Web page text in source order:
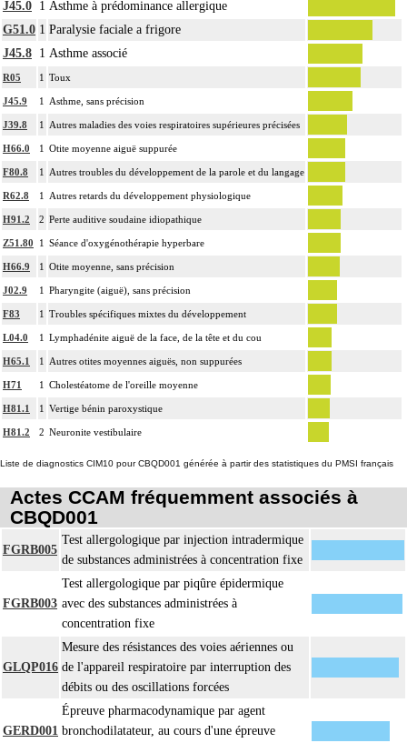
J45.0 1 Asthme à prédominance allergique
G51.0 1 Paralysie faciale a frigore
J45.8 1 Asthme associé
R05 1 Toux
J45.9 1 Asthme, sans précision
J39.8 1 Autres maladies des voies respiratoires supérieures précisées
H66.0 1 Otite moyenne aiguë suppurée
F80.8 1 Autres troubles du développement de la parole et du langage
R62.8 1 Autres retards du développement physiologique
H91.2 2 Perte auditive soudaine idiopathique
Z51.80 1 Séance d'oxygénothérapie hyperbare
H66.9 1 Otite moyenne, sans précision
J02.9 1 Pharyngite (aiguë), sans précision
F83 1 Troubles spécifiques mixtes du développement
L04.0 1 Lymphadénite aiguë de la face, de la tête et du cou
H65.1 1 Autres otites moyennes aiguës, non suppurées
H71 1 Cholestéatome de l'oreille moyenne
H81.1 1 Vertige bénin paroxystique
H81.2 2 Neuronite vestibulaire
Liste de diagnostics CIM10 pour CBQD001 générée à partir des statistiques du PMSI français
Actes CCAM fréquemment associés à
CBQD001
FGRB005
Test allergologique par injection intradermique
de substances administrées à concentration fixe
FGRB003
Test allergologique par piqûre épidermique
avec des substances administrées à
concentration fixe
GLQP016
Mesure des résistances des voies aériennes ou
de l'appareil respiratoire par interruption des
débits ou des oscillations forcées
GERD001
Épreuve pharmacodynamique par agent
bronchodilatateur, au cours d'une épreuve